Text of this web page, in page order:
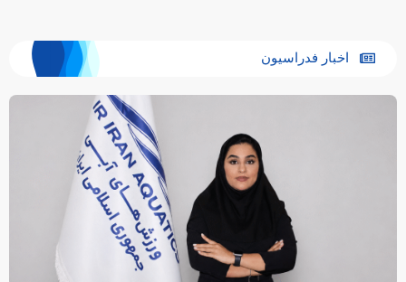
اخبار فدراسیون